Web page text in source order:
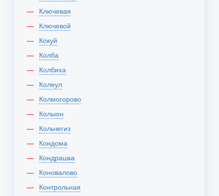
Ключевая
Ключевой
Кокуй
Колба
Колбиха
Колеул
Колмогорово
Колыон
Кольчегиз
Кондома
Кондрашка
Коновалово
Контрольная